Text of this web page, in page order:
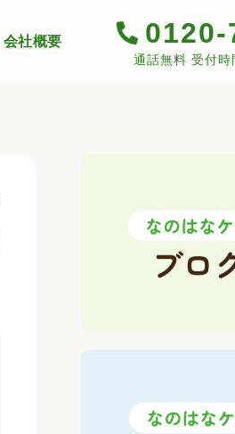
会社概要 0120-
通話無料 受付